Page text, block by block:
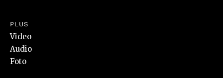
PLUS
Video
Audio
Foto